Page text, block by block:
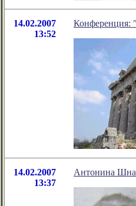
14.02.2007
13:52
Конференция:
14.02.2007
13:37
Антонина